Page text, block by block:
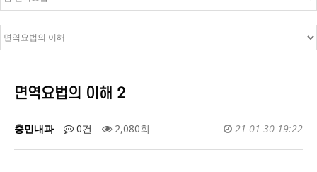
면역요법의 이해 2
충민내과 0건 2,080회 21-01-30 19:22